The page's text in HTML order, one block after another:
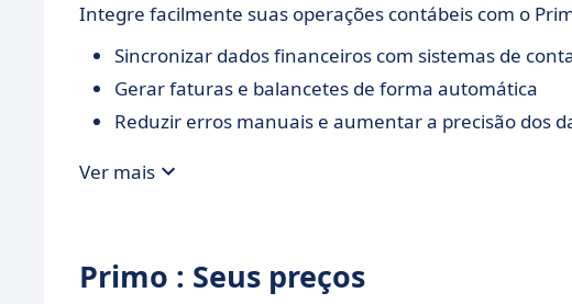
Integre facilmente suas operações contábeis com o
Sincronizar dados financeiros com sistemas de
Gerar faturas e balancetes de forma automática
Reduzir erros manuais e aumentar a precisão dos
Ver mais
Primo : Seus preços